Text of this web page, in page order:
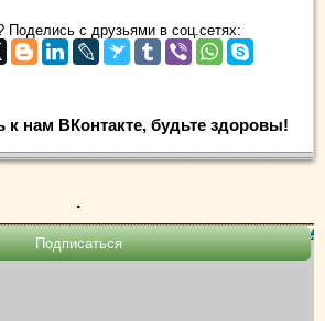
Поделись с друзьями в соц.сетях:
к нам ВКонтакте, будьте здоровы!
.